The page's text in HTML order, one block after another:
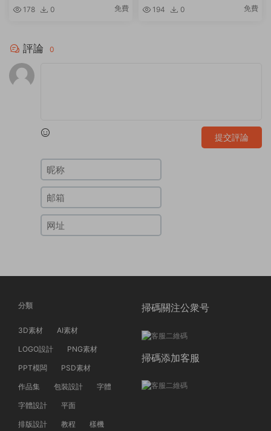
生産品周邊品牌效果圖PSD設計
178 0 免費
文創周邊應援飯圈衍生品PSD素
194 0 免費
評論 0
提交評論
分類
3D素材 AI素材
LOGO設計 PNG素材
PPT模闆 PSD素材
作品集 包裝設計 字體
字體設計 平面
排版設計 教程 樣機
掃碼關注公衆号
掃碼添加客服